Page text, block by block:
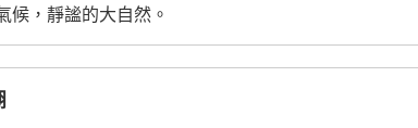
候，靜謐的大自然。